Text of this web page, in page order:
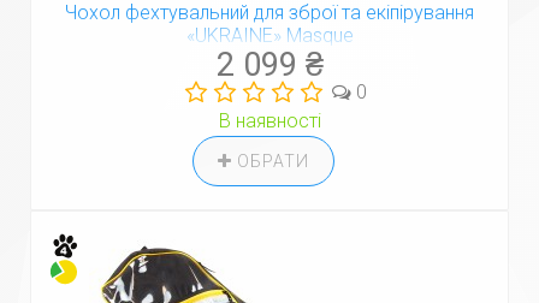
Чохол фехтувальний для зброї та екіпірування
«UKRAINE» Masque
2 099 ₴
0
В наявності
ОБРАТИ